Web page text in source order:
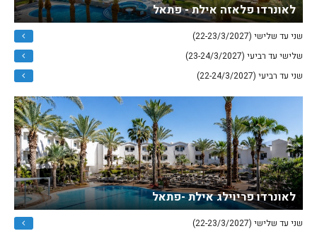
לאונרדו פלאזה אילת - פתאל
שני עד שלישי (22-23/3/2027)
שלישי עד רביעי (23-24/3/2027)
שני עד רביעי (22-24/3/2027)
לאונרדו פריוילג אילת -פתאל
שני עד שלישי (22-23/3/2027)